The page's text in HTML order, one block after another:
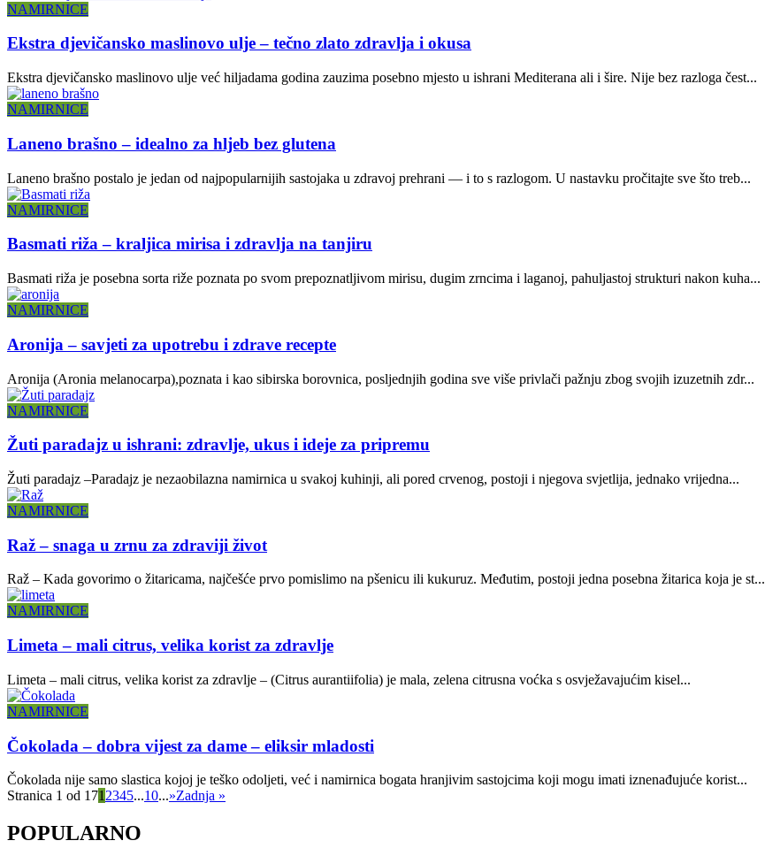
NAMIRNICE
Ekstra djevičansko maslinovo ulje – tečno zlato zdravlja i okusa
Ekstra djevičansko maslinovo ulje već hiljadama godina zauzima posebno mjesto u ishrani Mediterana ali i šire. Nije bez razloga čest...
NAMIRNICE
Laneno brašno – idealno za hljeb bez glutena
Laneno brašno postalo je jedan od najpopularnijih sastojaka u zdravoj prehrani — i to s razlogom. U nastavku pročitajte sve što treb...
NAMIRNICE
Basmati riža – kraljica mirisa i zdravlja na tanjiru
Basmati riža je posebna sorta riže poznata po svom prepoznatljivom mirisu, dugim zrncima i laganoj, pahuljastoj strukturi nakon kuha...
NAMIRNICE
Aronija – savjeti za upotrebu i zdrave recepte
Aronija (Aronia melanocarpa),poznata i kao sibirska borovnica, posljednjih godina sve više privlači pažnju zbog svojih izuzetnih zdr...
NAMIRNICE
Žuti paradajz u ishrani: zdravlje, ukus i ideje za pripremu
Žuti paradajz –Paradajz je nezaobilazna namirnica u svakoj kuhinji, ali pored crvenog, postoji i njegova svjetlija, jednako vrijedna...
NAMIRNICE
Raž – snaga u zrnu za zdraviji život
Raž – Kada govorimo o žitaricama, najčešće prvo pomislimo na pšenicu ili kukuruz. Međutim, postoji jedna posebna žitarica koja je st...
NAMIRNICE
Limeta – mali citrus, velika korist za zdravlje
Limeta – mali citrus, velika korist za zdravlje – (Citrus aurantiifolia) je mala, zelena citrusna voćka s osvježavajućim kisel...
NAMIRNICE
Čokolada – dobra vijest za dame – eliksir mladosti
Čokolada nije samo slastica kojoj je teško odoljeti, već i namirnica bogata hranjivim sastojcima koji mogu imati iznenađujuće korist...
Stranica 1 od 171 2345...10...»Zadnja »
POPULARNO